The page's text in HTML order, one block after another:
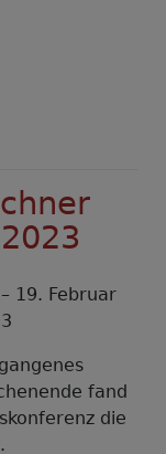
19. Februar
fand
die